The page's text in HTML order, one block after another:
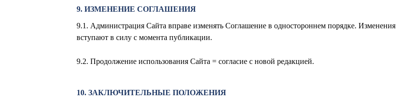
9. ИЗМЕНЕНИЕ СОГЛАШЕНИЯ
9.1. Администрация Сайта вправе изменять Соглашение в одностороннем порядке. Изменения
вступают в силу с момента публикации.
9.2. Продолжение использования Сайта = согласие с новой редакцией.
10. ЗАКЛЮЧИТЕЛЬНЫЕ ПОЛОЖЕНИЯ